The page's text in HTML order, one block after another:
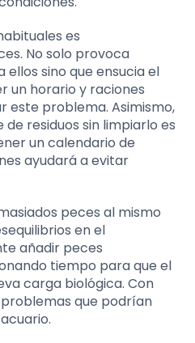
es
No solo provoca
sino que ensucia el
un horario y raciones
este problema. Asimismo,
residuos sin limpiarlo es
un calendario de
ayudará a evitar
peces al mismo
en el
añadir peces
tiempo para que el
carga biológica. Con
que podrían